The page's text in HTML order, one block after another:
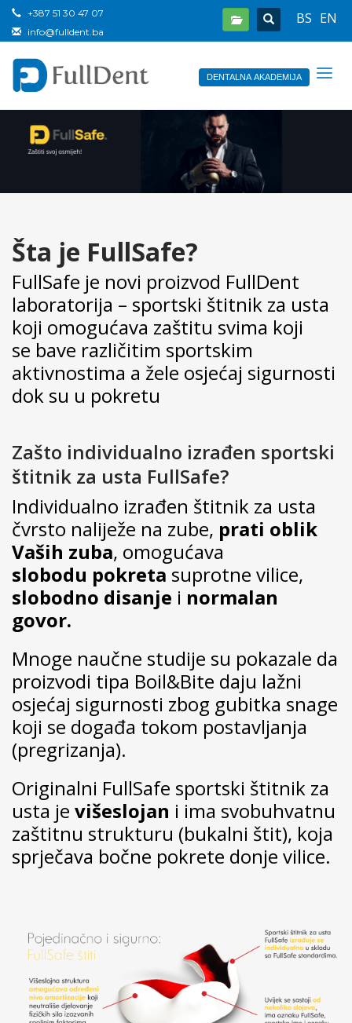
BS EN
+387 51 30 47 07
info@fulldent.ba
DENTALNA AKADEMIJA
Šta je FullSafe?
FullSafe je novi proizvod FullDent
laboratorija – sportski štitnik za usta
koji omogućava zaštitu svima koji
se bave različitim sportskim
aktivnostima a žele osjećaj sigurnosti
dok su u pokretu
Zašto individualno izrađen sportski
štitnik za usta FullSafe?
Individualno izrađen štitnik za usta
čvrsto naliježe na zube, prati oblik
Vaših zuba, omogućava
slobodu pokreta suprotne vilice,
slobodno disanje i normalan
govor.
Mnoge naučne studije su pokazale da
proizvodi tipa Boil&Bite daju lažni
osjećaj sigurnosti zbog gubitka snage
koji se događa tokom postavljanja
(pregrizanja).
Originalni FullSafe sportski štitnik za
usta je višeslojan i ima svobuhvatnu
zaštitnu strukturu (bukalni štit), koja
sprječava bočne pokrete donje vilice.